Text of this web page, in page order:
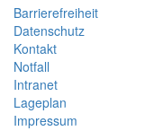
Barrierefreiheit
Datenschutz
Kontakt
Notfall
Intranet
Lageplan
Impressum